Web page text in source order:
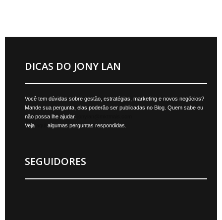
DICAS DO JONY LAN
Você tem dúvidas sobre gestão, estratégias, marketing e novos negócios?
Mande sua pergunta, elas poderão ser publicadas no Blog. Quem sabe eu
não possa lhe ajudar.
Veja
algumas perguntas respondidas.
SEGUIDORES